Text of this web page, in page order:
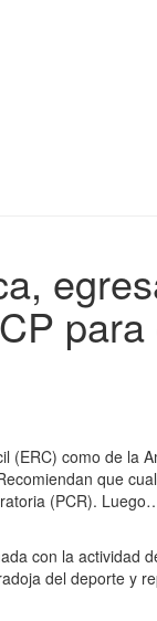
para
(ERC) como de la
que
(PCR).
con la actividad
del deporte y